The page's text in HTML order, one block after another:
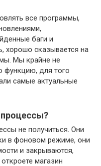
все программы,
баги и
хорошо сказывается на
Мы крайне не
функцию, для того
самые актуальные
не получиться. Они
в фоновом режиме, они
и закрываются,
магазин